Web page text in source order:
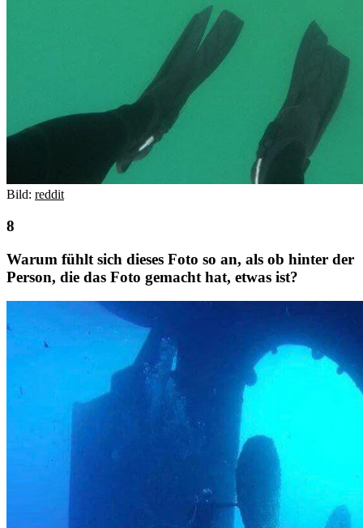
Bild: reddit
Warum fühlt sich dieses Foto so an, als ob hinter der
Person, die das Foto gemacht hat, etwas ist?